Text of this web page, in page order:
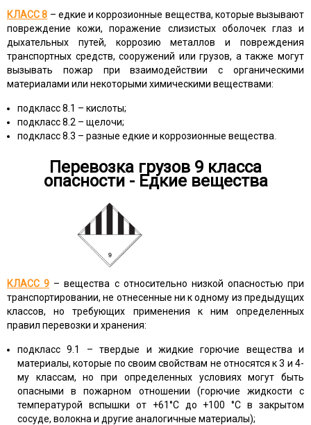
КЛАСС 8 – едкие и коррозионные вещества, которые вызывают
повреждение кожи, поражение слизистых оболочек глаз и
дыхательных путей, коррозию металлов и повреждения
транспортных средств, сооружений или грузов, а также могут
вызывать пожар при взаимодействии с органическими
материалами или некоторыми химическими веществами:
подкласс 8.1 – кислоты;
подкласс 8.2 – щелочи;
подкласс 8.3 – разные едкие и коррозионные вещества.
Перевозка грузов 9 класса
опасности - Едкие вещества
КЛАСС 9 – вещества с относительно низкой опасностью при
транспортировании, не отнесенные ни к одному из предыдущих
классов, но требующих применения к ним определенных
правил перевозки и хранения:
подкласс 9.1 – твердые и жидкие горючие вещества и
материалы, которые по своим свойствам не относятся к 3 и 4-
му классам, но при определенных условиях могут быть
опасными в пожарном отношении (горючие жидкости с
температурой вспышки от +61°C до +100 °C в закрытом
сосуде, волокна и другие аналогичные материалы);